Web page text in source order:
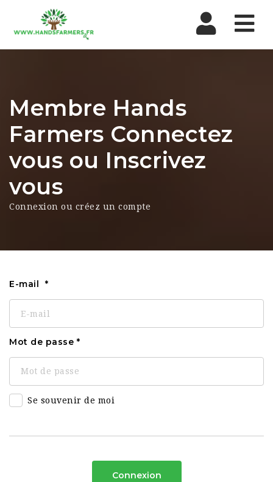
Membre Hands
Farmers Connectez
vous ou Inscrivez
vous
Connexion ou créez un compte
E-mail
Mot de passe
Se souvenir de moi
Connexion